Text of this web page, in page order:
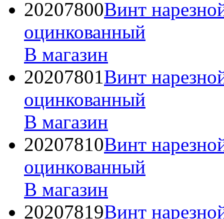
20207800Винт
оцинкованный
В магазин
20207801Винт
оцинкованный
В магазин
20207810Винт
оцинкованный
В магазин
20207819Винт